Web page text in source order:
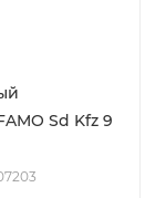
Sd Kfz 9